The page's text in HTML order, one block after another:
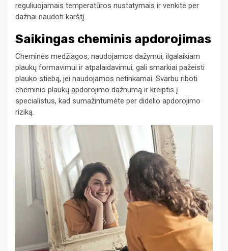
reguliuojamais temperatūros nustatymais ir venkite per
dažnai naudoti karštį.
Saikingas cheminis apdorojimas
Cheminės medžiagos, naudojamos dažymui, ilgalaikiam
plaukų formavimui ir atpalaidavimui, gali smarkiai pažeisti
plauko stiebą, jei naudojamos netinkamai. Svarbu riboti
cheminio plaukų apdorojimo dažnumą ir kreiptis į
specialistus, kad sumažintumėte per didelio apdorojimo
riziką.